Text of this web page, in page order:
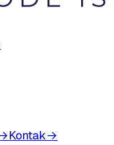
Kontak→